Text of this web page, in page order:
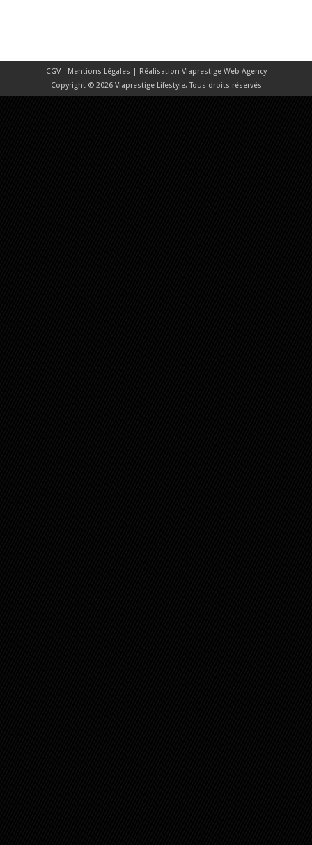
CGV - Mentions Légales | Réalisation Viaprestige Web Agency
Copyright © 2026 Viaprestige Lifestyle, Tous droits réservés